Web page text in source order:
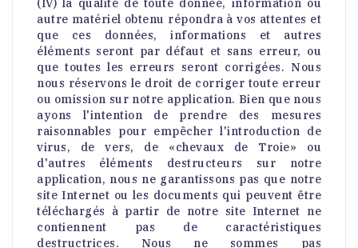
(IV) la qualité de toute donnée, information ou
autre matériel obtenu répondra à vos attentes et
que ces données, informations et autres
éléments seront par défaut et sans erreur, ou
que toutes les erreurs seront corrigées. Nous
nous réservons le droit de corriger toute erreur
ou omission sur notre application. Bien que nous
ayons l'intention de prendre des mesures
raisonnables pour empêcher l'introduction de
virus, de vers, de «chevaux de Troie» ou
d'autres éléments destructeurs sur notre
application, nous ne garantissons pas que notre
site Internet ou les documents qui peuvent être
téléchargés à partir de notre site Internet ne
contiennent pas de caractéristiques
destructrices. Nous ne sommes pas